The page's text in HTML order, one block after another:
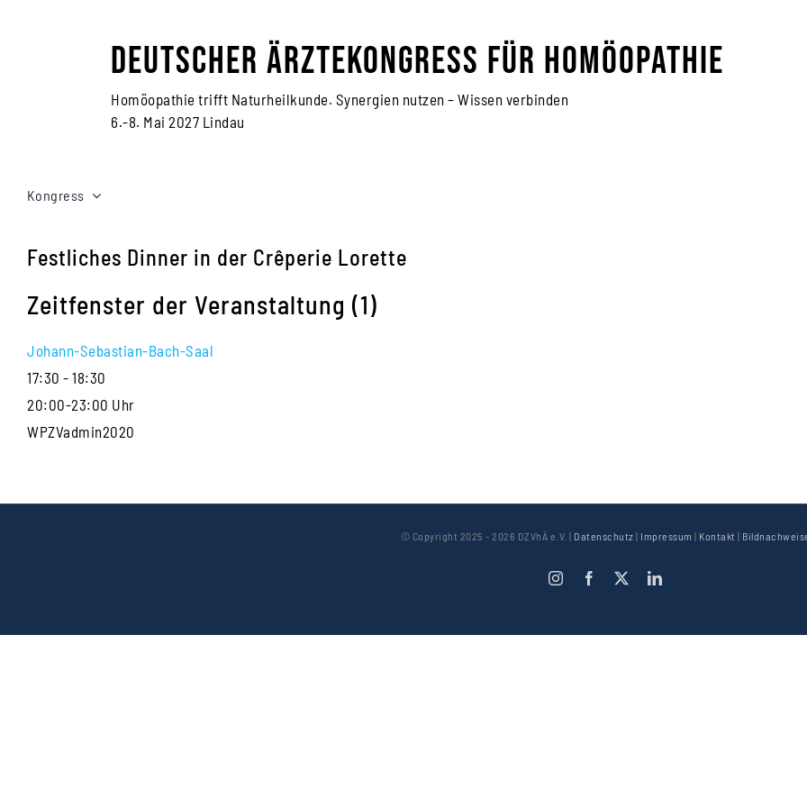
Deutscher Ärztekongress für Homöopathie
Homöopathie trifft Naturheilkunde. Synergien nutzen – Wissen verbinden
6.-8. Mai 2027 Lindau
Kongress
Festliches Dinner in der Crêperie Lorette
Zeitfenster der Veranstaltung (1)
Johann-Sebastian-Bach-Saal
17:30 - 18:30
20:00-23:00 Uhr
WPZVadmin2020
© Copyright 2025 - 2026 DZVhÄ e.V. | Datenschutz | Impressum | Kontakt |
InstagramFacebook LinkedIn